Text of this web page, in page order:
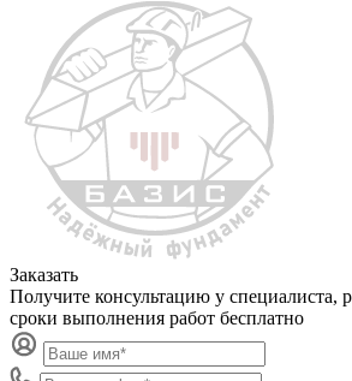
Заказать
Получите консультацию у специалиста,
сроки выполнения работ бесплатно